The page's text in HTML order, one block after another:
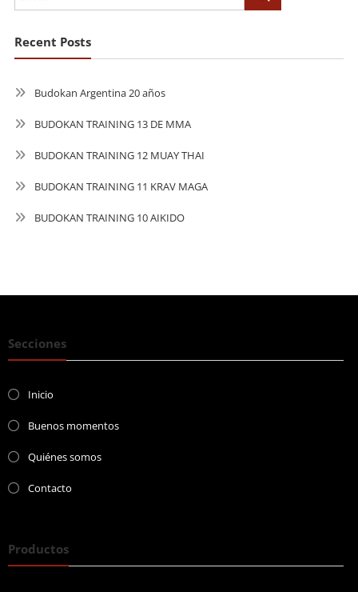
Recent Posts
Budokan Argentina 20 años
BUDOKAN TRAINING 13 DE MMA
BUDOKAN TRAINING 12 MUAY THAI
BUDOKAN TRAINING 11 KRAV MAGA
BUDOKAN TRAINING 10 AIKIDO
Secciones
Inicio
Buenos momentos
Quiénes somos
Contacto
Productos